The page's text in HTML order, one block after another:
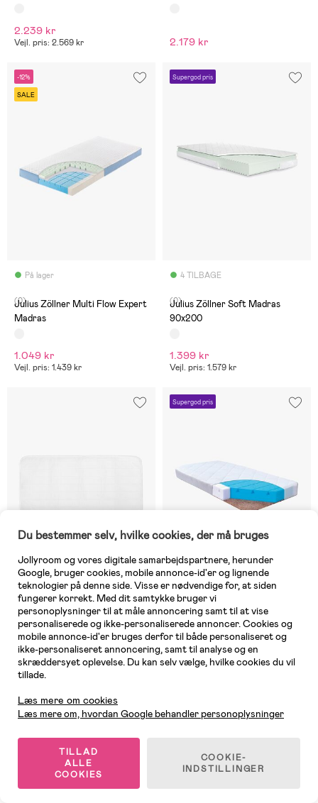
2.239 kr
Vejl. pris: 2.569 kr 2.179 kr
-12%
SALE
På lager
(0)
Julius Zöllner Multi Flow Expert
Madras
1.049 kr
Vejl. pris: 1.439 kr
Supergod pris
4 TILBAGE
(0)
Julius Zöllner Soft Madras
90x200
1.399 kr
Vejl. pris: 1.579 kr
På lager
(4)
AeroSleep Overmadras
60x120x0,7cm
561 kr
Supergod pris
7 TILBAGE
(6)
BabyMatex Colorado
Børnemadras med kokosmåtte,
70x140 cm
Du bestemmer selv, hvilke cookies, der må bruges
Jollyroom og vores digitale samarbejdspartnere, herunder
Google, bruger cookies, mobile annonce-id'er og lignende
teknologier på denne side. Visse er nødvendige for, at siden
fungerer korrekt. Med dit samtykke bruger vi
personoplysninger til at måle annoncering samt til at vise
personaliserede og ikke-personaliserede annoncer. Cookies og
mobile annonce-id'er bruges derfor til både personaliseret og
ikke-personaliseret annoncering, samt til analyse og en
skræddersyet oplevelse. Du kan selv vælge, hvilke cookies du vil
tillade.
Læs mere om cookies
Læs mere om, hvordan Google behandler personoplysninger
TILLAD
ALLE
COOKIES
COOKIE-
INDSTILLINGER